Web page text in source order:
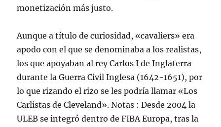
monetización más justo.
Aunque a título de curiosidad, «cavaliers» era
apodo con el que se denominaba a los realistas,
los que apoyaban al rey Carlos I de Inglaterra
durante la Guerra Civil Inglesa (1642-1651), por
lo que rizando el rizo se les podría llamar «Los
Carlistas de Cleveland». Notas : Desde 2004 la
ULEB se integró dentro de FIBA Europa, tras la